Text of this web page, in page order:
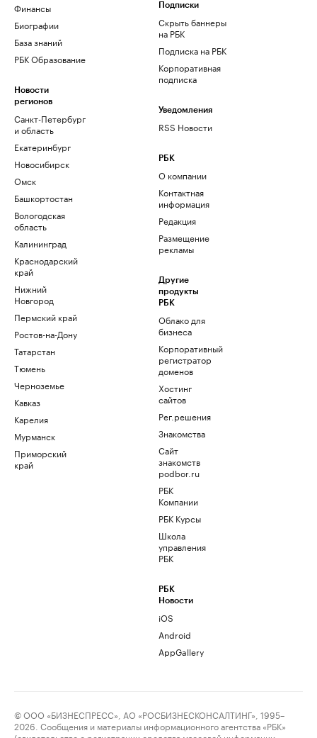
Финансы
Биографии
База знаний
РБК Образование
Новости
регионов
Санкт-Петербург
и область
Екатеринбург
Новосибирск
Омск
Башкортостан
Вологодская
область
Калининград
Краснодарский
край
Нижний
Новгород
Пермский край
Ростов-на-Дону
Татарстан
Тюмень
Черноземье
Кавказ
Карелия
Мурманск
Приморский
край
Подписки
Скрыть баннеры
на РБК
Подписка на РБК
Корпоративная
подписка
Уведомления
RSS Новости
РБК
О компании
Контактная
информация
Редакция
Размещение
рекламы
Другие
продукты
РБК
Облако для
бизнеса
Корпоративный
регистратор
доменов
Хостинг
сайтов
Рег.решения
Знакомства
Сайт
знакомств
podbor.ru
РБК
Компании
РБК Курсы
Школа
управления
РБК
РБК
Новости
iOS
Android
AppGallery
© ООО «БИЗНЕСПРЕСС», АО «РОСБИЗНЕСКОНСАЛТИНГ», 1995–
2026. Сообщения и материалы информационного агентства «РБК»